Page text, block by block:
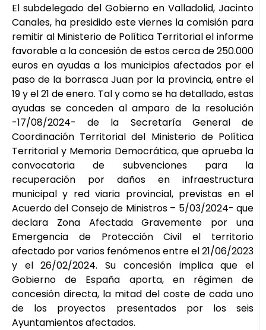
El subdelegado del Gobierno en Valladolid, Jacinto
Canales, ha presidido este viernes la comisión para
remitir al Ministerio de Política Territorial el informe
favorable a la concesión de estos cerca de 250.000
euros en ayudas a los municipios afectados por el
paso de la borrasca Juan por la provincia, entre el
19 y el 21 de enero. Tal y como se ha detallado, estas
ayudas se conceden al amparo de la resolución
-17/08/2024- de la Secretaría General de
Coordinación Territorial del Ministerio de Política
Territorial y Memoria Democrática, que aprueba la
convocatoria de subvenciones para la
recuperación por daños en infraestructura
municipal y red viaria provincial, previstas en el
Acuerdo del Consejo de Ministros – 5/03/2024- que
declara Zona Afectada Gravemente por una
Emergencia de Protección Civil el territorio
afectado por varios fenómenos entre el 21/06/2023
y el 26/02/2024. Su concesión implica que el
Gobierno de España aporta, en régimen de
concesión directa, la mitad del coste de cada uno
de los proyectos presentados por los seis
Ayuntamientos afectados.